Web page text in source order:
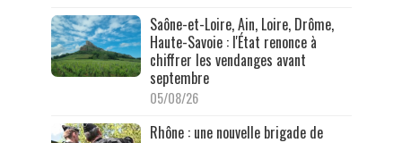
Saône-et-Loire, Ain, Loire, Drôme,
Haute-Savoie : l'État renonce à
chiffrer les vendanges avant
septembre
05/08/26
Rhône : une nouvelle brigade de